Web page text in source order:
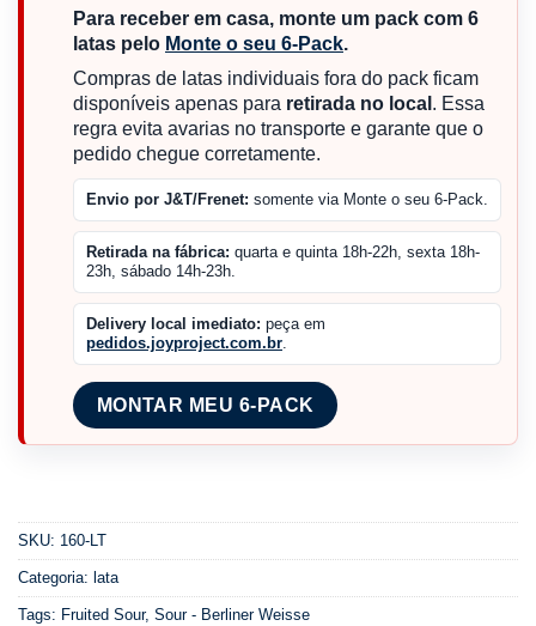
Para receber em casa, monte um pack com 6
latas pelo Monte o seu 6-Pack.
Compras de latas individuais fora do pack ficam
disponíveis apenas para retirada no local . Essa
regra evita avarias no transporte e garante que o
pedido chegue corretamente.
Envio por J&T/Frenet: somente via Monte o seu 6-Pack.
Retirada na fábrica: quarta e quinta 18h-22h, sexta 18h-
23h, sábado 14h-23h.
Delivery local imediato: peça em
pedidos.joyproject.com.br.
MONTAR MEU 6-PACK
SKU: 160-LT
Categoria: lata
Tags: Fruited Sour, Sour - Berliner Weisse